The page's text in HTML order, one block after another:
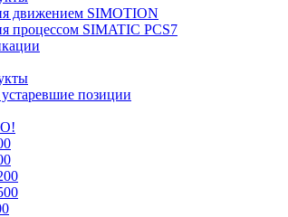
движением SIMOTION
процессом SIMATIC PCS7
позиции